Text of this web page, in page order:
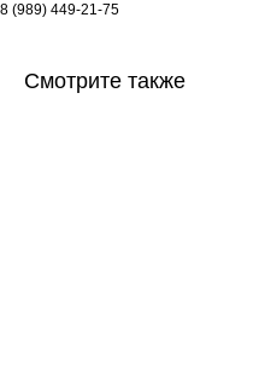
8 (989) 449-21-75
Смотрите также